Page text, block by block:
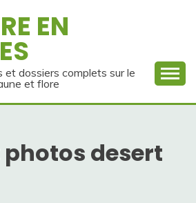
EN
et dossiers complets sur le
et flore
photos desert